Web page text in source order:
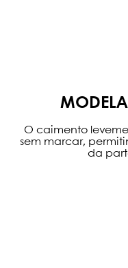
O caimento
sem marcar,
da